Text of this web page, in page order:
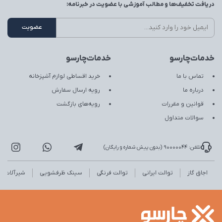
خدمات‌چارسو
تماس با ما
درباره ما
قوانین و مقررات
سوالات متداول
خدمات‌چارسو
خرید اقساطی لوازم آشپزخانه
رویه ارسال سفارش
رویه‌های بازگشت
دریافت تخفیف‌ها و مطالب آموزشی با عضویت در خبرنامه:
تلفن: 90000044 (بدون پیش شماره و رایگان)
اجاق گاز توالت ایرانی توالت فرنگی سینک ظرفشویی شیرآلات